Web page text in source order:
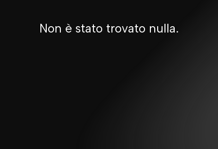
Non è stato trovato nulla.